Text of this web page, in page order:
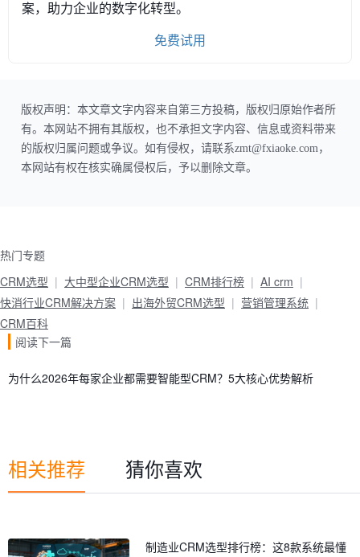
案，助力企业的数字化转型。
免费试用
版权声明：本文章文字内容来自第三方投稿，版权归原始作者所
有。本网站不拥有其版权，也不承担文字内容、信息或资料带来
的版权归属问题或争议。如有侵权，请联系zmt@fxiaoke.com，
本网站有权在核实确属侵权后，予以删除文章。
热门专题
CRM选型
大中型企业CRM选型 CRM排行榜
AI crm
快消行业CRM解决方案
出海外贸CRM选型
营销管理系统
CRM百科
阅读下一篇
为什么2026年每家企业都需要智能型CRM？5大核心优势解析
相关推荐 猜你喜欢
制造业CRM选型排行榜：这8款系统最懂